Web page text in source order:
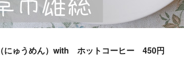
にゅうめん）with ホットコーヒー 450円